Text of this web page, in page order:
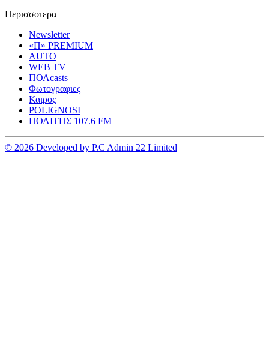
Περισσοτερα
Newsletter
«Π» PREMIUM
AUTO
WEB TV
ΠΟΛcasts
Φωτογραφιες
Καιρος
POLIGNOSI
ΠΟΛΙΤΗΣ 107.6 FM
© 2026 Developed by P.C Admin 22 Limited